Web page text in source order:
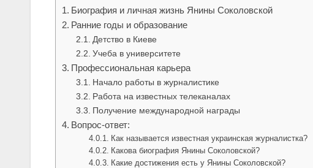
Биография и личная жизнь Янины Соколовской
Ранние годы и образование
Детство в Киеве
Учеба в университете
Профессиональная карьера
Начало работы в журналистике
Работа на известных телеканалах
Получение международной награды
Вопрос-ответ:
Как называется известная украинская журналистка?
Какова биография Янины Соколовской?
Какие достижения есть у Янины Соколовской?